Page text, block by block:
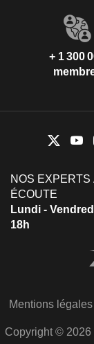
+ 1 300
NOS EXPERTS
ÉCOUTE
Lundi -
18h
Mentions légales
Copyright © 2026